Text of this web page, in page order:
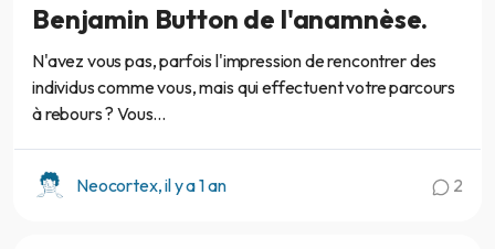
Benjamin Button de l'anamnèse.
N'avez vous pas, parfois l'impression de rencontrer des
individus comme vous, mais qui effectuent votre parcours
à rebours ? Vous...
Neocortex, il y a 1 an 2